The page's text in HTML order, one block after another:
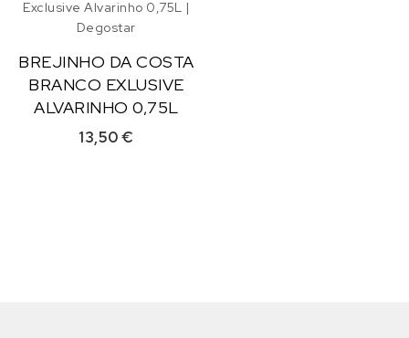
BREJINHO DA COSTA
BRANCO EXLUSIVE
ALVARINHO 0,75L
13,50€